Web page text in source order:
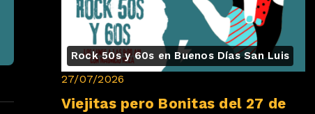
Rock 50s y 60s en Buenos Días San Luis
27/07/2026
Viejitas pero Bonitas del 27 de